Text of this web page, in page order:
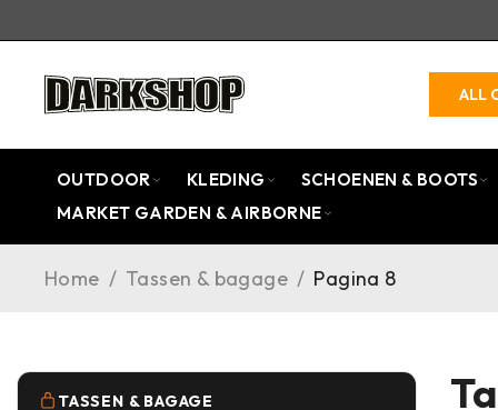
ALL
OUTDOOR KLEDING
SCHOENEN & BOOTS
MARKET GARDEN & AIRBORNE
Home / Tassen & bagage / Pagina 8
TASSEN & BAGAGE